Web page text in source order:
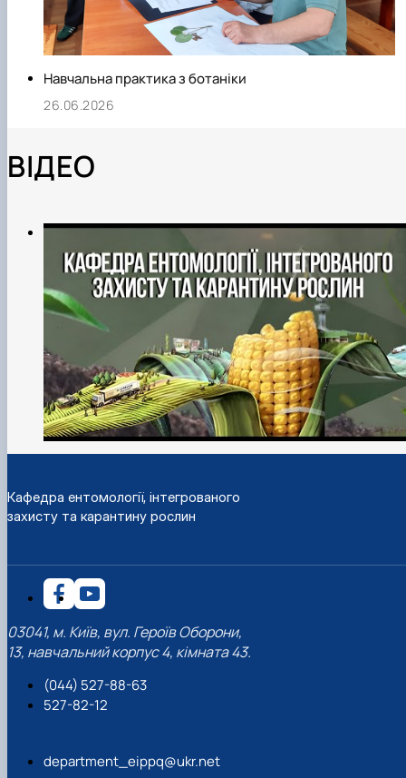
Навчальна практика з ботаніки
26.06.2026
ВІДЕО
Кафедра ентомології, інтегрованого
захисту та карантину рослин
03041, м. Київ, вул. Героїв Оборони,
13, навчальний корпус 4, кімната 43.
(044) 527-88-63
527-82-12
department_eippq@ukr.net